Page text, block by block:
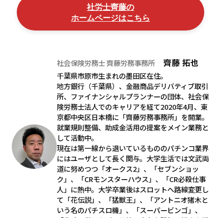
社労士齊藤の
ホームページはこちら
社会保険労務士 齊藤労務事務所 齊藤 拓也
千葉県市原市生まれの墨田区在住。
地方銀行（千葉県）、金融商品デリバティブ取引
所、ファイナンシャルプランナーの団体、社会保
険労務士法人でのキャリアを経て2020年4月、東
京都中央区日本橋に「齊藤労務事務所」を開業。
就業規則整備、助成金活用の提案をメイン業務と
して活動中。
現在は第一線から退いているもののパチンコ業界
にはユーザとして長く関与。大学生活では文武両
道に努めつつ「オークス2」、「セブンショッ
ク」、「CRモンスターハウス」、「CR必殺仕事
人」に熱中。大学卒業後はスロットへ路線変更し
て「花伝説」、「猛獣王」、「アントニオ猪木と
いう名のパチスロ機」、「スーパービンゴ」、